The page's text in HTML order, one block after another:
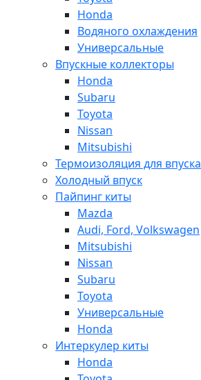
Honda
Водяного охлаждения
Универсальные
Впускные коллекторы
Honda
Subaru
Toyota
Nissan
Mitsubishi
Термоизоляция для впуска
Холодный впуск
Пайпинг киты
Mazda
Audi, Ford, Volkswagen
Mitsubishi
Nissan
Subaru
Toyota
Универсальные
Honda
Интеркулер киты
Honda